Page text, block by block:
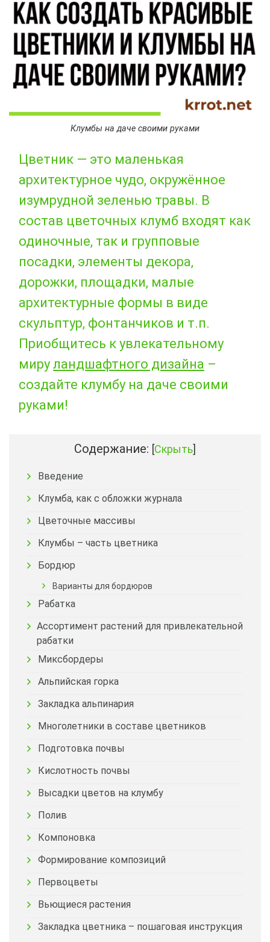
Клумбы на даче своими руками
Цветник — это маленькая
архитектурное чудо, окружённое
изумрудной зеленью травы. В
состав цветочных клумб входят как
одиночные, так и групповые
посадки, элементы декора,
дорожки, площадки, малые
архитектурные формы в виде
скульптур, фонтанчиков и т.п.
Приобщитесь к увлекательному
миру ландшафтного дизайна –
создайте клумбу на даче своими
руками!
Содержание: [Скрыть]
Введение
Клумба, как с обложки журнала
Цветочные массивы
Клумбы – часть цветника
Бордюр
Варианты для бордюров
Рабатка
Ассортимент растений для привлекательной
рабатки
Миксбордеры
Альпийская горка
Закладка альпинария
Многолетники в составе цветников
Подготовка почвы
Кислотность почвы
Высадки цветов на клумбу
Полив
Компоновка
Формирование композиций
Первоцветы
Вьющиеся растения
Закладка цветника – пошаговая инструкция